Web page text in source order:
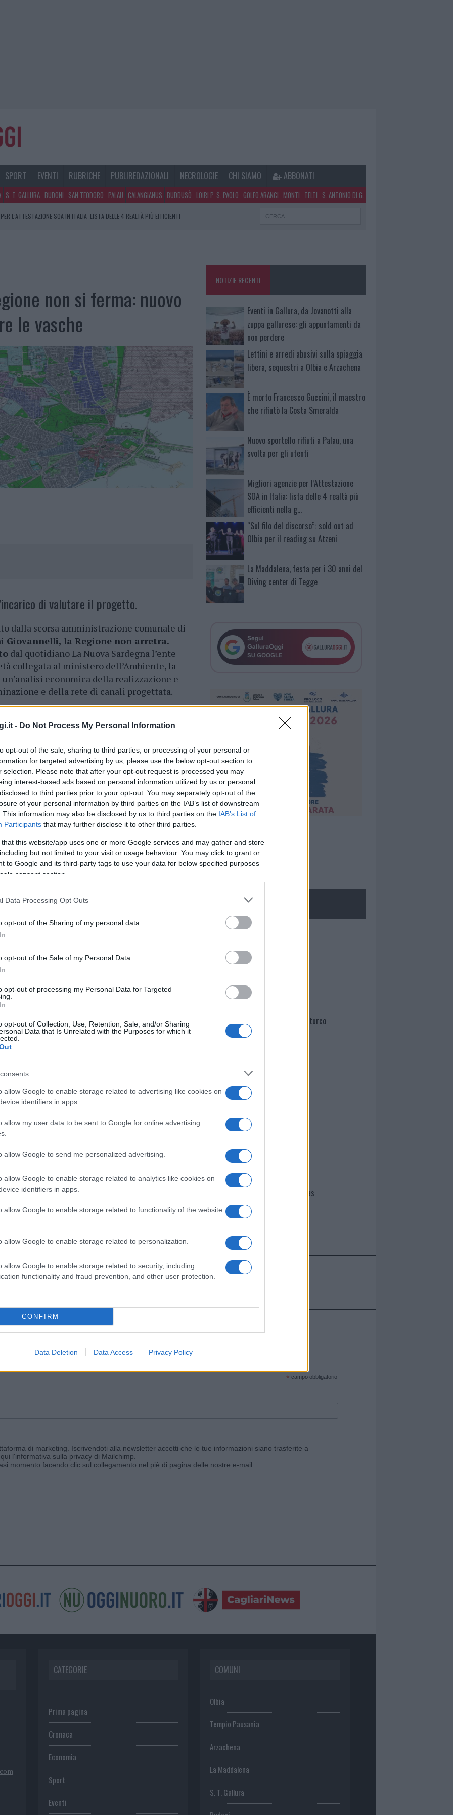
- Do Not Process My Personal Information
opt-out of the sale, sharing to third parties, or processing of your personal or
for targeted advertising by us, please use the below opt-out section to
selection. Please note that after your opt-out request is processed you may
interest-based ads based on personal information utilized by us or personal
to third parties prior to your opt-out. You may separately opt-out of the
of your personal information by third parties on the IAB’s list of downstream
This information may also be disclosed by us to third parties on the IAB’s List of
Participants that may further disclose it to other third parties.
that this website/app uses one or more Google services and may gather and store
but not limited to your visit or usage behaviour. You may click to grant or
to Google and its third-party tags to use your data for below specified purposes
consent section.
Data Processing Opt Outs
opt-out of the Sharing of my personal data.
opt-out of the Sale of my Personal Data.
opt-out of processing my Personal Data for Targeted
opt-out of Collection, Use, Retention, Sale, and/or Sharing
Data that Is Unrelated with the Purposes for which it
allow Google to enable storage related to advertising like cookies on
identifiers in apps.
allow my user data to be sent to Google for online advertising
allow Google to send me personalized advertising.
allow Google to enable storage related to analytics like cookies on
identifiers in apps.
allow Google to enable storage related to functionality of the website
allow Google to enable storage related to personalization.
allow Google to enable storage related to security, including
functionality and fraud prevention, and other user protection.
CONFIRM
Data Deletion Data Access Privacy Policy
SPORT EVENTI RUBRICHE PUBLIREDAZIONALI NECROLOGIE CHI SIAMO ABBONATI
S. T. GALLURA BUDONI SAN TEODORO PALAU CALANGIANUS BUDDUSÒ LOIRI P. S. PAOLO GOLFO ARANCI MONTI TELTI S. ANTONIO DI G.
L’ATTESTAZIONE SOA IN ITALIA: LISTA DELLE 4 REALTÀ PIÙ EFFICIENTI
UNA SVOLTA PER GLI UTENTInon si ferma: nuovo
le vasche
di valutare il progetto.
dalla scorsa amministrazione comunale di
Giovannelli, la Regione non arretra.
dal quotidiano La Nuova Sardegna l’ente
collegata al ministero dell’Ambiente, la
economica della realizzazione e
e della rete di canali progettata.
pilastro a sostegno della sua scelta,
Settimo Nizzi, ha presentato il piano
di consulenza Technital.
alluvioni costerranno circa 135 milioni di
delle vasche di laminazione e la
nella sezione
Prossimo articolo
NOTIZIE RECENTI
Eventi in Gallura, da Jovanotti alla
zuppa gallurese: gli appuntamenti da
non perdere
Lettini e arredi abusivi sulla spiaggia
libera, sequestri a Olbia e Arzachena
È morto Francesco Guccini, il maestro
che rifiutò la Costa Smeralda
Nuovo sportello rifiuti a Palau, una
svolta per gli utenti
Migliori agenzie per l’Attestazione
SOA in Italia: lista delle 4 realtà più
efficienti nella g…
“Sul filo del discorso”: sold out ad
Olbia per il reading su Atzeni
La Maddalena, festa per i 30 anni del
Diving center di Tegge
NECROLOGIE
Martina Agostina Diturco
I nostri cari
I nostri cari
Giovannimaria Cabras
Invia un Comunicato Stampa|Pubblicità|Segnala
e ricevi le nostre email periodiche contenenti le ultime notizie pubblicate sul sito web!
* campo obbligatorio
di marketing. Iscrivendoti alla newsletter accetti che le tue informazioni siano trasferite a
l'informativa sulla privacy di Mailchimp
momento facendo clic sul collegamento nel piè di pagina delle nostre e-mail.
CATEGORIE
Prima pagina
Cronaca
Economia
Sport
Eventi
COMUNI
Olbia
Tempio Pausania
Arzachena
La Maddalena
S. T. Gallura